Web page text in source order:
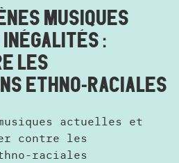
MUSIQUES
:
LES
ETHNO-RACIALES
actuelles et
contre les
raciales